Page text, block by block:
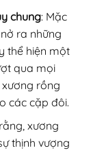
chung: Mặc
ra những
thể hiện một
qua mọi
rồng
các cặp đôi.
xương
thịnh vượng